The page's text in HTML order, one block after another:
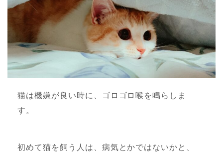
猫は機嫌が良い時に、ゴロゴロ喉を鳴らしま
す。
初めて猫を飼う人は、病気とかではないかと、